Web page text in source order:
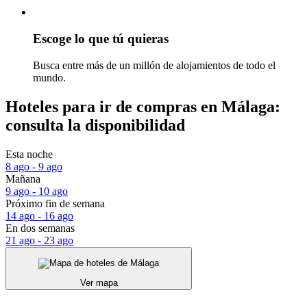
Escoge lo que tú quieras
Busca entre más de un millón de alojamientos de todo el
mundo.
Hoteles para ir de compras en Málaga:
consulta la disponibilidad
Esta noche
8 ago - 9 ago
Mañana
9 ago - 10 ago
Próximo fin de semana
14 ago - 16 ago
En dos semanas
21 ago - 23 ago
Ver mapa